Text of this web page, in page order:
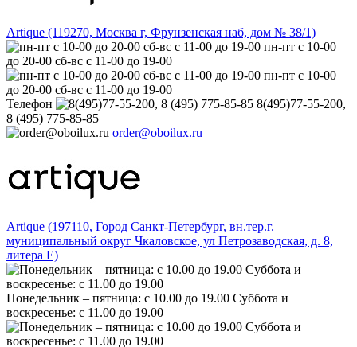
Artique (119270, Москва г, Фрунзенская наб, дом № 38/1)
пн-пт с 10-00
до 20-00 сб-вс с 11-00 до 19-00
пн-пт с 10-00
до 20-00 сб-вс с 11-00 до 19-00
Телефон
8(495)77-55-200,
8 (495) 775-85-85
order@oboilux.ru
Artique (197110, Город Санкт-Петербург, вн.тер.г.
муниципальный округ Чкаловское, ул Петрозаводская, д. 8,
литера Е)
Понедельник – пятница: с 10.00 до 19.00 Суббота и
воскресенье: с 11.00 до 19.00